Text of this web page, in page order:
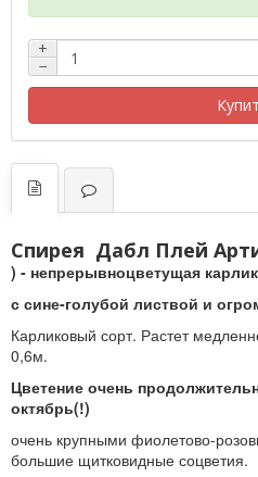
+
−
Спирея Дабл Плей
) - непрерывноцветущая
с сине-голубой листвой и
Карликовый сорт. Растет
0,6м.
Цветение очень
октябрь(!)
очень крупными фиолетово-
большие щитковидные соцветия.